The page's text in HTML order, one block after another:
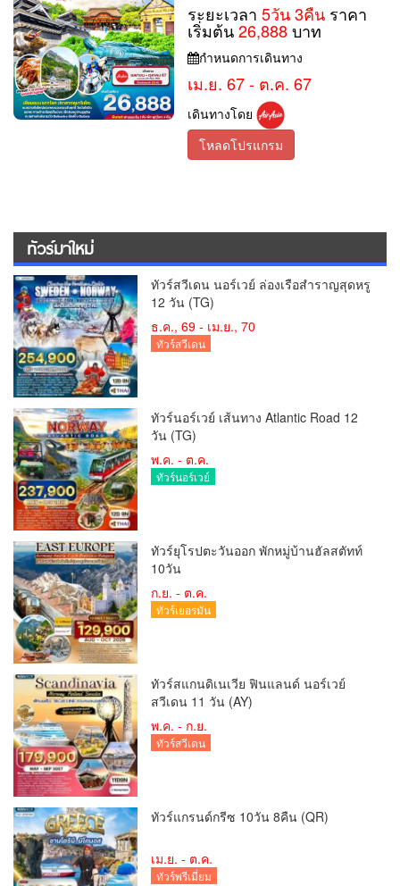
ระยะเวลา5วัน 3คืน ราคา
เริ่มต้น26,888บาท
กำหนดการเดินทาง
เม.ย. 67 - ต.ค. 67
เดินทางโดย
โหลดโปรแกรม
ทัวร์มาใหม่
ทัวร์สวีเดน นอร์เวย์ ล่องเรือสำราญสุดหรู
12 วัน (TG)
ธ.ค., 69 - เม.ย., 70
ทัวร์สวีเดน
ทัวร์นอร์เวย์ เส้นทาง Atlantic Road 12
วัน (TG)
พ.ค. - ต.ค.
ทัวร์นอร์เวย์
ทัวร์ยุโรปตะวันออก พักหมู่บ้านฮัลสตัทท์
10วัน
ก.ย. - ต.ค.
ทัวร์เยอรมัน
ทัวร์สแกนดิเนเวีย ฟินแลนด์ นอร์เวย์
สวีเดน 11 วัน (AY)
พ.ค. - ก.ย.
ทัวร์สวีเดน
ทัวร์แกรนด์กรีซ 10วัน 8คืน (QR)
เม.ย. - ต.ค.
ทัวร์พรีเมี่ยม